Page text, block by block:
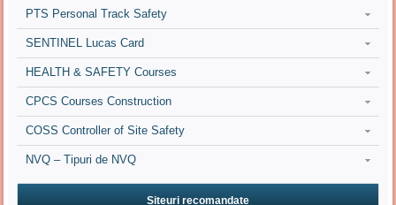
PTS Personal Track Safety
SENTINEL Lucas Card
HEALTH & SAFETY Courses
CPCS Courses Construction
COSS Controller of Site Safety
NVQ – Tipuri de NVQ
Siteuri recomandate